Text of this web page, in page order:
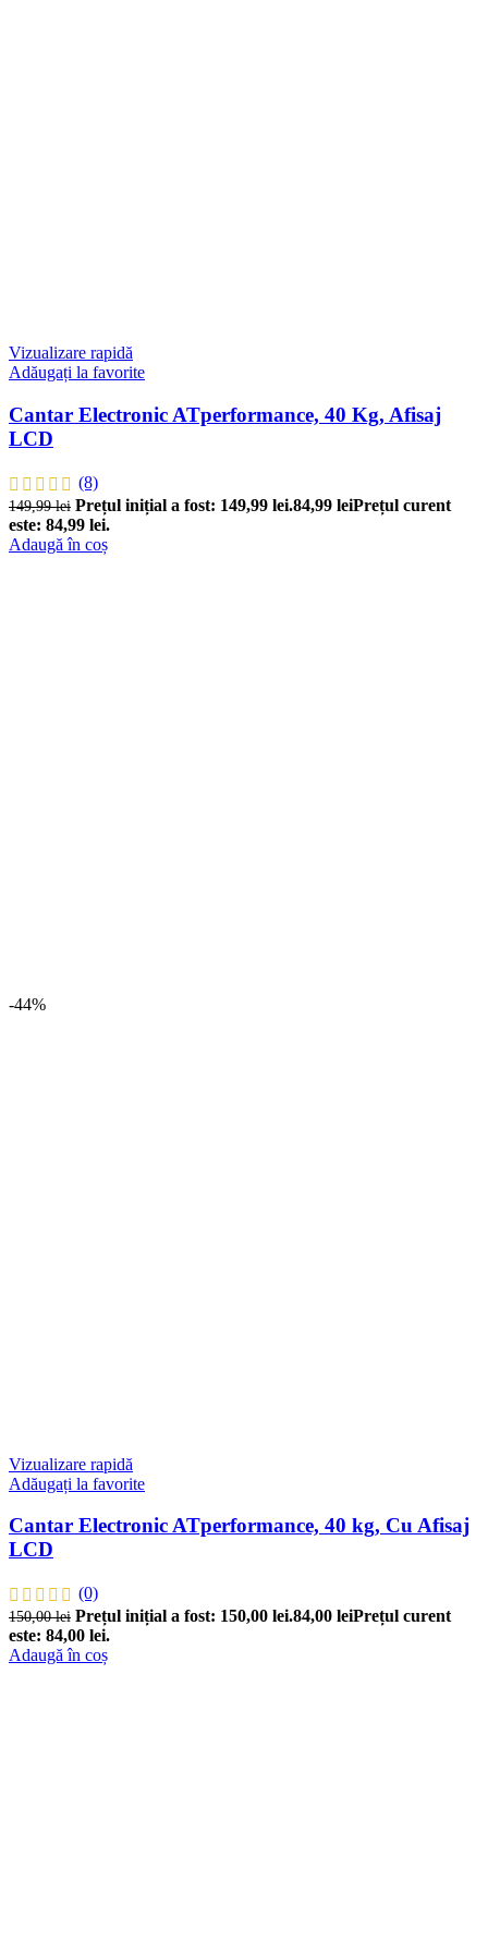
Vizualizare rapidă
Adăugați la favorite
Cantar Electronic ATperformance, 40 Kg, Afisaj
LCD
(8)
149,99lei Prețul inițial a fost: 149,99 lei.84,99 leiPrețul curent
este: 84,99 lei.
Adaugă în coș
-44%
Vizualizare rapidă
Adăugați la favorite
Cantar Electronic ATperformance, 40 kg, Cu Afisaj
LCD
(0)
150,00lei Prețul inițial a fost: 150,00 lei.84,00 leiPrețul curent
este: 84,00 lei.
Adaugă în coș